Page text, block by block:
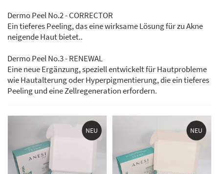
Dermo Peel No.2 - CORRECTOR
Ein tieferes Peeling, das eine wirksame Lösung für zu Akne
neigende Haut bietet..
Dermo Peel No.3 - RENEWAL
Eine neue Ergänzung, speziell entwickelt für Hautprobleme
wie Hautalterung oder Hyperpigmentierung, die ein tieferes
Peeling und eine Zellregeneration erfordern.
NEU NEU